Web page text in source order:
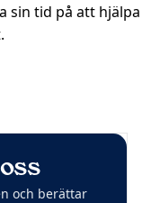
sin tid på att hjälpa
och berättar